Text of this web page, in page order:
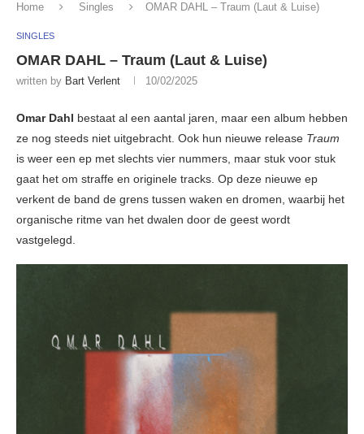
Home Singles OMAR DAHL – Traum (Laut & Luise)
SINGLES
OMAR DAHL – Traum (Laut & Luise)
written by Bart Verlent 10/02/2025
Omar Dahl bestaat al een aantal jaren, maar een album hebben
ze nog steeds niet uitgebracht. Ook hun nieuwe release Traum
is weer een ep met slechts vier nummers, maar stuk voor stuk
gaat het om straffe en originele tracks. Op deze nieuwe ep
verkent de band de grens tussen waken en dromen, waarbij het
organische ritme van het dwalen door de geest wordt
vastgelegd.